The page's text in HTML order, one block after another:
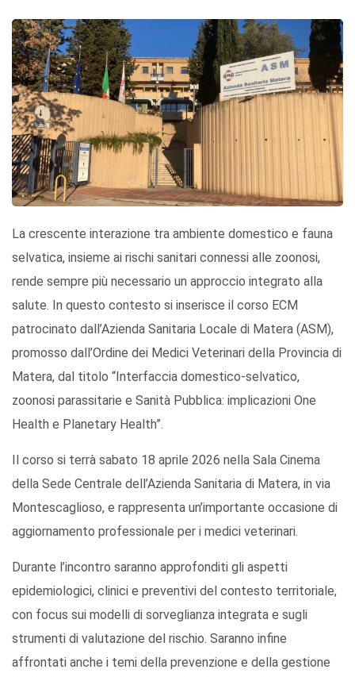
La crescente interazione tra ambiente domestico e fauna
selvatica, insieme ai rischi sanitari connessi alle zoonosi,
rende sempre più necessario un approccio integrato alla
salute. In questo contesto si inserisce il corso ECM
patrocinato dall’Azienda Sanitaria Locale di Matera (ASM),
promosso dall’Ordine dei Medici Veterinari della Provincia di
Matera, dal titolo “Interfaccia domestico-selvatico,
zoonosi parassitarie e Sanità Pubblica: implicazioni One
Health e Planetary Health”.
Il corso si terrà sabato 18 aprile 2026 nella Sala Cinema
della Sede Centrale dell’Azienda Sanitaria di Matera, in via
Montescaglioso, e rappresenta un’importante occasione di
aggiornamento professionale per i medici veterinari.
Durante l’incontro saranno approfonditi gli aspetti
epidemiologici, clinici e preventivi del contesto territoriale,
con focus sui modelli di sorveglianza integrata e sugli
strumenti di valutazione del rischio. Saranno infine
affrontati anche i temi della prevenzione e della gestione